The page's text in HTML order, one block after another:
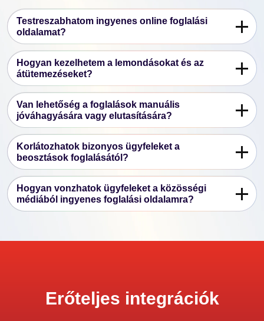
Testreszabhatom ingyenes online foglalási
oldalamat?
Hogyan kezelhetem a lemondásokat és az
átütemezéseket?
Van lehetőség a foglalások manuális
jóváhagyására vagy elutasítására?
Korlátozhatok bizonyos ügyfeleket a
beosztások foglalásától?
Hogyan vonzhatok ügyfeleket a közösségi
médiából ingyenes foglalási oldalamra?
Erőteljes integrációk